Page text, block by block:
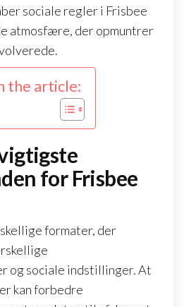
sociale regler i Frisbee
atmosfære, der opmuntrer
the article:
for Frisbee
formater, der
og sociale indstillinger. At
kan forbedre